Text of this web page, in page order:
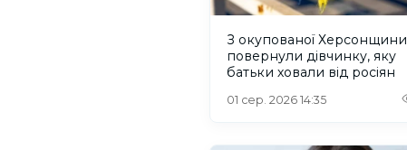
З окупованої Херсонщини
повернули дівчинку, яку
батьки ховали від росіян
01 сер. 2026 14:35